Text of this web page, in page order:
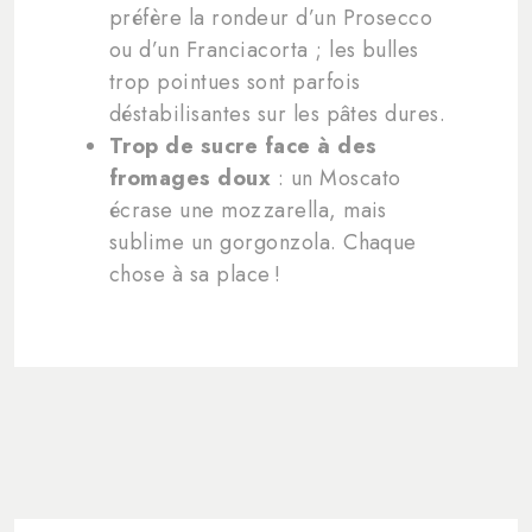
préfère la rondeur d’un Prosecco
ou d’un Franciacorta ; les bulles
trop pointues sont parfois
déstabilisantes sur les pâtes dures.
Trop de sucre face à des
fromages doux : un Moscato
écrase une mozzarella, mais
sublime un gorgonzola. Chaque
chose à sa place !